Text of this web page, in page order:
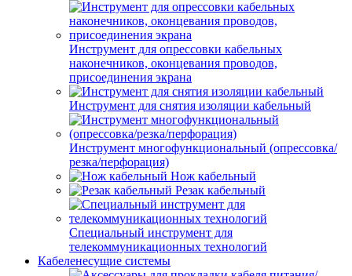
Инструмент для опрессовки кабельных
наконечников, оконцевания проводов,
присоединения экрана
Инструмент для снятия изоляции кабельный
Инструмент многофункциональный (опрессовка/
резка/перфорация)
Нож кабельный
Резак кабельный
Специальный инструмент для
телекоммуникационных технологий
Кабеленесущие системы